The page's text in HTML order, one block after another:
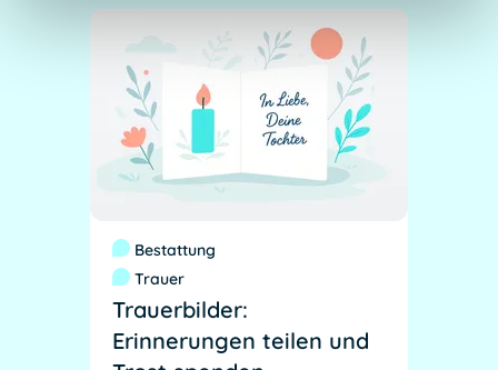
Bestattung
Trauer
Trauerbilder:
Erinnerungen teilen und